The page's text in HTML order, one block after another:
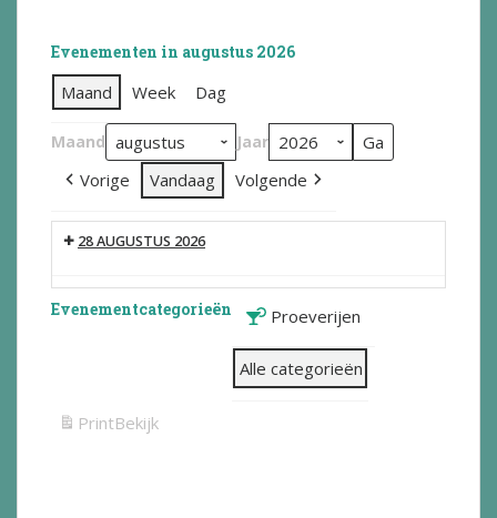
Evenementen in augustus 2026
Maand Week Dag
Maand Jaar
Vorige Vandaag Volgende
28 AUGUSTUS 2026
Evenementcategorieën Proeverijen
Alle categorieën
PrintBekijk